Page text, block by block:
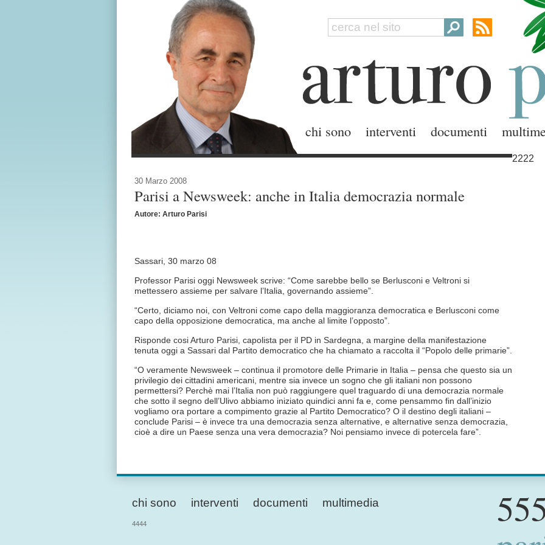
chi sono interventi documenti
2222
30 Marzo 2008
Parisi a Newsweek: anche in Italia democrazia normale
Autore: Arturo Parisi
Sassari, 30 marzo 08
Professor Parisi oggi Newsweek scrive: “Come sarebbe bello se Berlusconi e Veltroni si
mettessero assieme per salvare l’Italia, governando assieme”.
“Certo, diciamo noi, con Veltroni come capo della maggioranza democratica e Berlusconi come
capo della opposizione democratica, ma anche al limite l’opposto”.
Risponde cosi Arturo Parisi, capolista per il PD in Sardegna, a margine della manifestazione
tenuta oggi a Sassari dal Partito democratico che ha chiamato a raccolta il “Popolo delle primarie”.
“O veramente Newsweek – continua il promotore delle Primarie in Italia – pensa che questo sia un
privilegio dei cittadini americani, mentre sia invece un sogno che gli italiani non possono
permettersi? Perchè mai l’Italia non può raggiungere quel traguardo di una democrazia normale
che sotto il segno dell’Ulivo abbiamo iniziato quindici anni fa e, come pensammo fin dall’inizio
vogliamo ora portare a compimento grazie al Partito Democratico? O il destino degli italiani –
conclude Parisi – è invece tra una democrazia senza alternative, e alternative senza democrazia,
cioè a dire un Paese senza una vera democrazia? Noi pensiamo invece di potercela fare”.
chi sono interventi documenti multimedia
4444